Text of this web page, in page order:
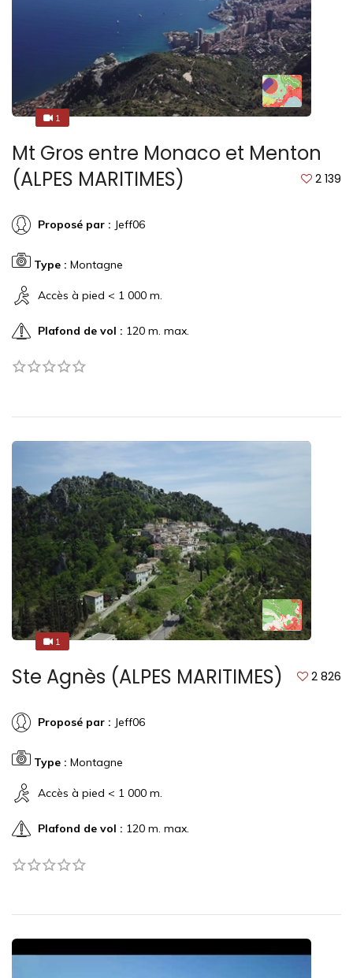
11
Mt Gros entre Monaco et Menton
(ALPES MARITIMES)
2 139
Proposé par : Jeff06
Type : Montagne
Accès à pied < 1 000 m.
Plafond de vol : 120 m. max.
1
1
Ste Agnès (ALPES MARITIMES) 2 826
Proposé par : Jeff06
Type : Montagne
Accès à pied < 1 000 m.
Plafond de vol : 120 m. max.